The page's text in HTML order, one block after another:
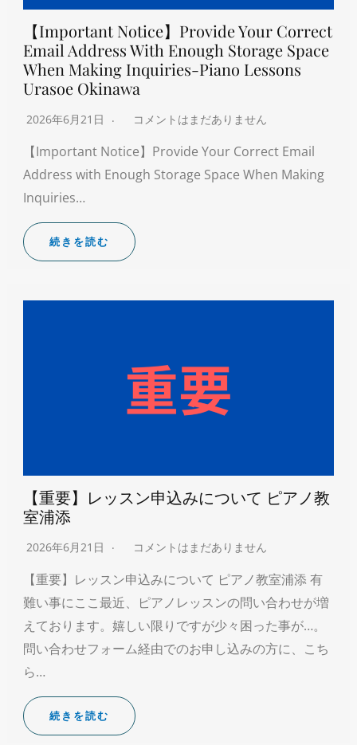
【Important Notice】Provide Your Correct
Email Address With Enough Storage Space
When Making Inquiries-Piano Lessons
Urasoe Okinawa
2026年6月21日 コメントはまだありません
【Important Notice】Provide Your Correct Email
Address with Enough Storage Space When Making
Inquiries…
続きを読む
【重要】レッスン申込みについて ピアノ教
室浦添
2026年6月21日 コメントはまだありません
【重要】レッスン申込みについて ピアノ教室浦添 有
難い事にここ最近、ピアノレッスンの問い合わせが増
えております。嬉しい限りですが少々困った事が…。
問い合わせフォーム経由でのお申し込みの方に、こち
ら…
続きを読む